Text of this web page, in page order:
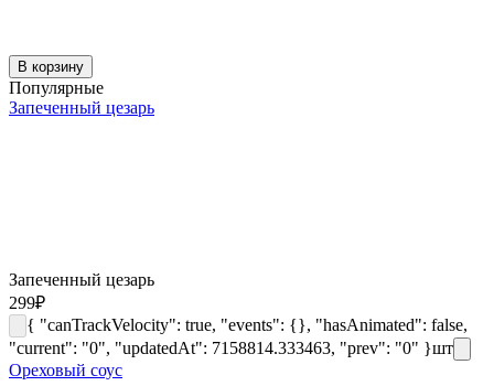
В корзину
Популярные
Запеченный цезарь
Запеченный цезарь
299₽
{ "canTrackVelocity": true, "events": {}, "hasAnimated": false,
"current": "0", "updatedAt": 7158814.333463, "prev": "0" }шт
Ореховый соус